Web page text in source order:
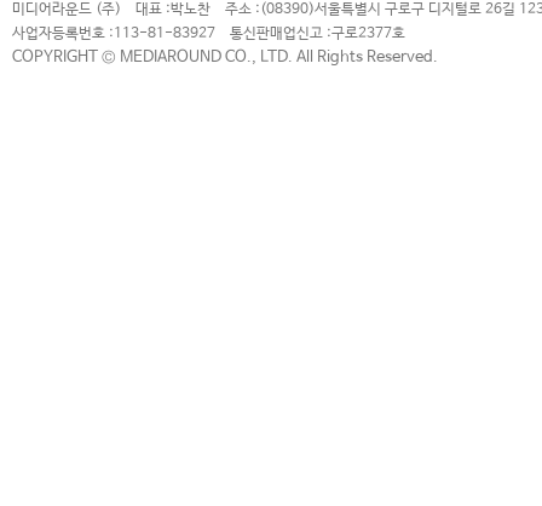
미디어라운드 (주) 대표 :박노찬 주소 : (08390)서울특별시 구로구 디지털로 26길
사업자등록번호 :113-81-83927 통신판매업신고 :구로2377호
COPYRIGHT © MEDIAROUND CO., LTD. All Rights Reserved.